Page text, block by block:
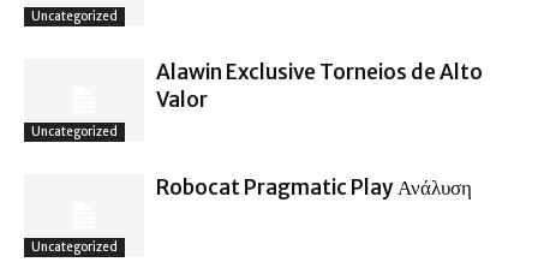
Uncategorized
Uncategorized
Alawin Exclusive Torneios de Alto
Valor
Uncategorized
Robocat Pragmatic Play Ανάλυση